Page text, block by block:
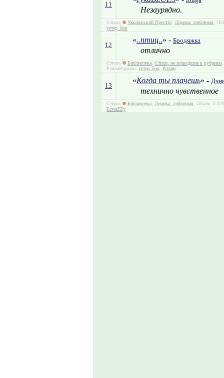
11
Незаурядно.
Стихи, Український Простір Лирика: любовная ,
vетер_йок
12
«..птиц..» - Бродяжка
отлично
Стихи, Библиотека Стихи, не вошедшие в рубрики
Рекомендации: vетер_йок Ролин
13
«Когда ты плачешь» -
технично чувственное
Стихи, Библиотека Лирика: любовная , Объём:
EcstaZZy